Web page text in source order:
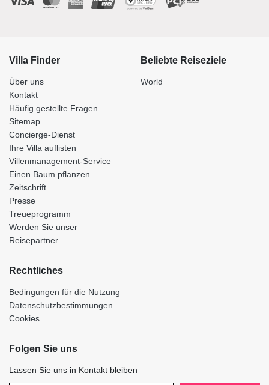
Villa Finder
Über uns
Kontakt
Häufig gestellte Fragen
Sitemap
Concierge-Dienst
Ihre Villa auflisten
Villenmanagement-Service
Einen Baum pflanzen
Zeitschrift
Presse
Treueprogramm
Werden Sie unser
Reisepartner
Beliebte Reiseziele
World
Rechtliches
Bedingungen für die Nutzung
Datenschutzbestimmungen
Cookies
Folgen Sie uns
Lassen Sie uns in Kontakt bleiben